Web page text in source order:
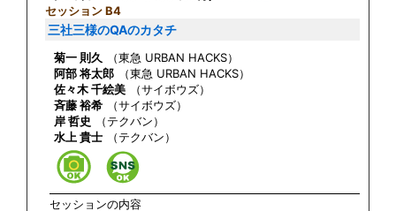
セッション B4
三社三様のQAのカタチ
菊一 則久
（東急 URBAN HACKS）
阿部 将太郎
（東急 URBAN HACKS）
佐々木 千絵美
（サイボウズ）
斉藤 裕希
（サイボウズ）
岸 哲史
（テクバン）
水上 貴士
（テクバン）
セッションの内容